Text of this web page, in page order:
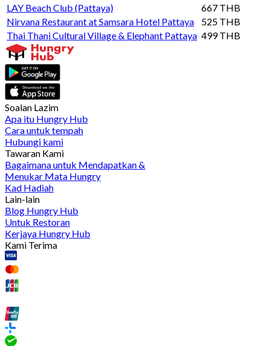
LAY Beach Club (Pattaya)
667 THB
Nirvana Restaurant at Samsara Hotel Pattaya
525 THB
Thai Thani Cultural Village & Elephant Pattaya 499 THB
Soalan Lazim
Apa itu Hungry Hub
Cara untuk tempah
Hubungi kami
Tawaran Kami
Bagaimana untuk Mendapatkan &
Menukar Mata Hungry
Kad Hadiah
Lain-lain
Blog Hungry Hub
Untuk Restoran
Kerjaya Hungry Hub
Kami Terima